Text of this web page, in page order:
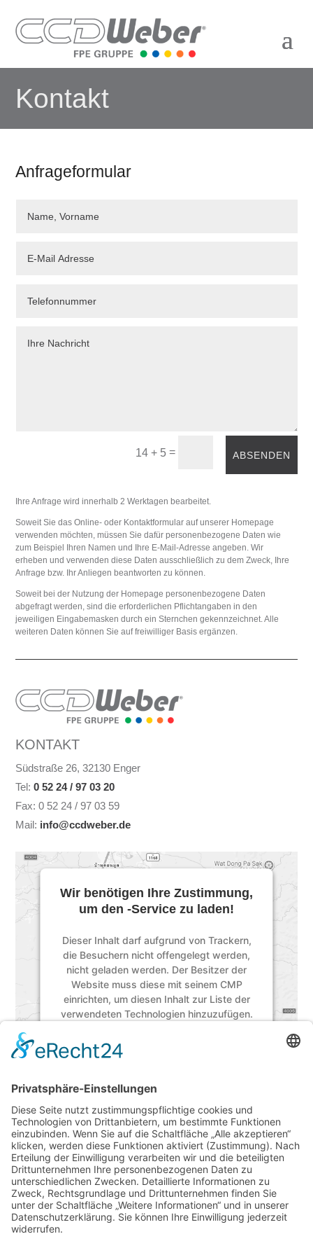
Zur Startseite von CCD Weber
Kontakt
Anfrageformular
14 + 5= ABSENDEN
Ihre Anfrage wird innerhalb 2 Werktagen bearbeitet.
Soweit Sie das Online- oder Kontaktformular auf unserer Homepage
verwenden möchten, müssen Sie dafür personenbezogene Daten wie
zum Beispiel Ihren Namen und Ihre E-Mail-Adresse angeben. Wir
erheben und verwenden diese Daten ausschließlich zu dem Zweck, Ihre
Anfrage bzw. Ihr Anliegen beantworten zu können.
Soweit bei der Nutzung der Homepage personenbezogene Daten
abgefragt werden, sind die erforderlichen Pflichtangaben in den
jeweiligen Eingabemasken durch ein Sternchen gekennzeichnet. Alle
weiteren Daten können Sie auf freiwilliger Basis ergänzen.
KONTAKT
Südstraße 26, 32130 Enger
Tel:0 52 24 / 97 03 20
Fax: 0 52 24 / 97 03 59
Mail: info@ccdweber.de
Wir benötigen Ihre Zustimmung,
um den -Service zu laden!
Dieser Inhalt darf aufgrund von Trackern,
die Besuchern nicht offengelegt werden,
nicht geladen werden. Der Besitzer der
Website muss diese mit seinem CMP
einrichten, um diesen Inhalt zur Liste der
verwendeten Technologien hinzuzufügen.
Management Platform